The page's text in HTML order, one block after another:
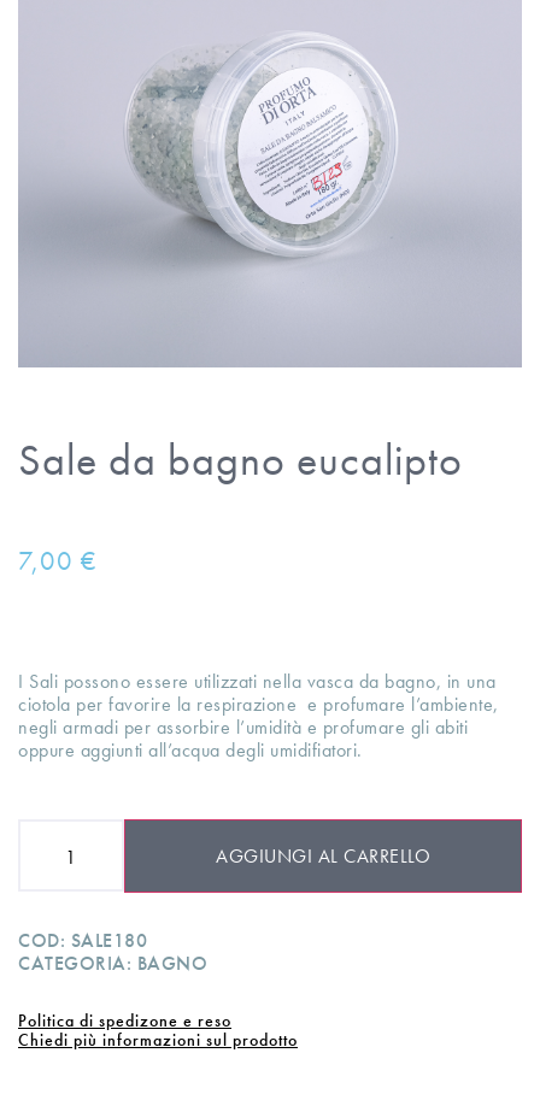
Sale da bagno eucalipto
7,00 €
I Sali possono essere utilizzati nella vasca da bagno, in una
ciotola per favorire la respirazione e profumare l’ambiente,
negli armadi per assorbire l’umidità e profumare gli abiti
oppure aggiunti all’acqua degli umidifiatori.
AGGIUNGI AL CARRELLO
COD: SALE180
CATEGORIA: BAGNO
Politica di spedizone e reso
Chiedi più informazioni sul prodotto